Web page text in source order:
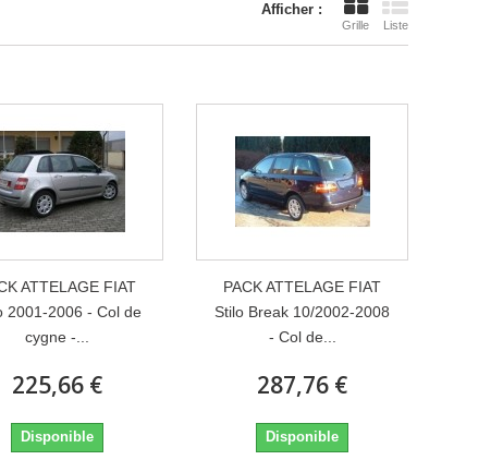
Afficher :
Grille Liste
ATTELAGE FIAT
2001-2006 - Col de
cygne -...
225,66 €
Disponible
PACK ATTELAGE FIAT
Stilo Break 10/2002-2008
- Col de...
287,76 €
Disponible